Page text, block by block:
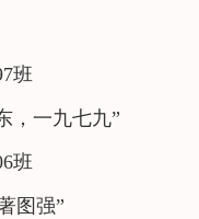
班
，一九七九”
班
图强”